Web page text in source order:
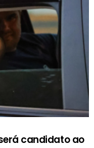
candidato ao